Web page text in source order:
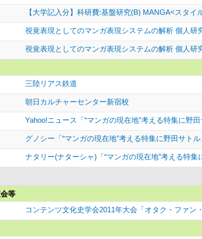
【大学記入分】科研費:基盤研究(B) MANGA<スタ
視覚表現としてのマンガ表現システムの解析 個人研
視覚表現としてのマンガ表現システムの解析 個人研
三陸リアス鉄道
朝日カルチャーセンター新宿校
Yahoo!ニュース「“マンガの現在地”考える特集に野
グノシー「“マンガの現在地”考える特集に野田サト
ナタリー(ナターシャ)「“マンガの現在地”考える特
等
コンテンツ文化史学会2011年大会「オタク・ファン